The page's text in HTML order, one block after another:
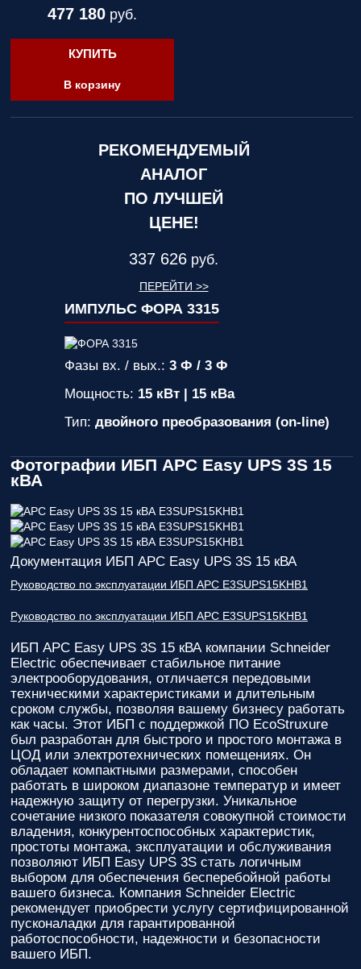
477 180 руб.
КУПИТЬ
В корзину
РЕКОМЕНДУЕМЫЙ
АНАЛОГ
ПО ЛУЧШЕЙ
ЦЕНЕ!
337 626 руб.
ПЕРЕЙТИ >>
ИМПУЛЬС ФОРА 3315
Фазы вх. / вых.:3 Ф / 3 Ф
Мощность: 15 кВт | 15 кВа
Тип:двойного преобразования (on-line)
Фотографии ИБП APC Easy UPS 3S 15
кВА
Документация ИБП APC Easy UPS 3S 15 кВА
Руководство по эксплуатации ИБП APC E3SUPS15KHB1
Руководство по эксплуатации ИБП APC E3SUPS15KHB1
ИБП APC Easy UPS 3S 15 кВАкомпании Schneider
Electric обеспечивает стабильное питание
электрооборудования, отличается передовыми
техническими характеристиками и длительным
сроком службы, позволяя вашему бизнесу работать
как часы. Этот ИБП с поддержкой ПО EcoStruxure
был разработан для быстрого и простого монтажа в
ЦОД или электротехнических помещениях. Он
обладает компактными размерами, способен
работать в широком диапазоне температур и имеет
надежную защиту от перегрузки. Уникальное
сочетание низкого показателя совокупной стоимости
владения, конкурентоспособных характеристик,
простоты монтажа, эксплуатации и обслуживания
позволяют ИБП Easy UPS 3S стать логичным
выбором для обеспечения бесперебойной работы
вашего бизнеса. Компания Schneider Electric
рекомендует приобрести услугу сертифицированной
пусконаладки для гарантированной
работоспособности, надежности и безопасности
вашего ИБП.